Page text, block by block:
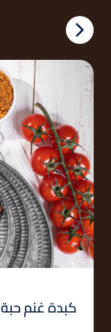
كبدة غنم حبة